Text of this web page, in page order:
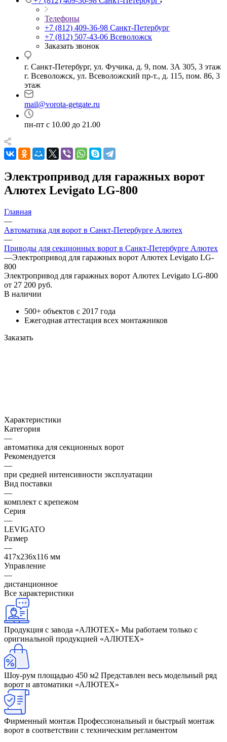
Телефоны
+7 (812) 409-36-98 Санкт-Петербург
+7 (812) 507-43-06 Всеволожск
Заказать звонок
г. Санкт-Петербург, ул. Фучика, д. 9, пом. 3А 305, 3 этаж
г. Всеволожск, ул. Всеволожский пр-т., д. 115, пом. 86, 3
этаж
mail@vorota-getgate.ru
пн-пт c 10.00 до 21.00
Электропривод для гаражных ворот
Алютех Levigato LG-800
Главная
—
Автоматика для ворот в Санкт-Петербурге Алютех
—
Приводы для секционных ворот в Санкт-Петербурге Алютех
—Электропривод для гаражных ворот Алютех Levigato LG-
800
Электропривод для гаражных ворот Алютех Levigato LG-800
от 27 200 руб.
В наличии
500+ объектов с 2017 года
Ежегодная аттестация всех монтажников
Заказать
Характеристики
Категория
—
автоматика для секционных ворот
Рекомендуется
—
при средней интенсивности эксплуатации
Вид поставки
—
комплект с крепежом
Серия
—
LEVIGATO
Размер
—
417х236х116 мм
Управление
—
дистанционное
Все характеристики
Продукция с завода «АЛЮТЕХ» Мы работаем только с
оригинальной продукцией «АЛЮТЕХ»
Шоу-рум площадью 450 м2 Представлен весь модельный ряд
ворот и автоматики «АЛЮТЕХ»
Фирменный монтаж Профессиональный и быстрый монтаж
ворот в соответствии с техническим регламентом